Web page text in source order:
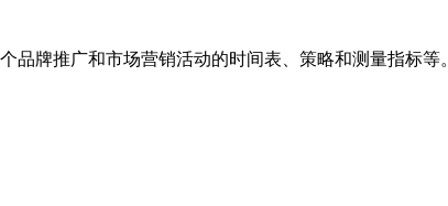
牌推广和市场营销活动的时间表、策略和测量指标